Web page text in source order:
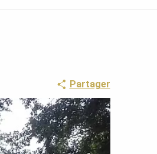
Partager